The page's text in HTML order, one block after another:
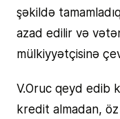
şəkildə
azad edilir və
mülkiyyətçisinə
V.Oruc qeyd edib
kredit almadan,